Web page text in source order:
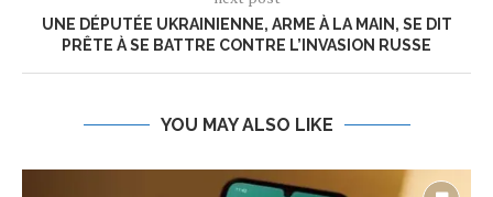
UNE DÉPUTÉE UKRAINIENNE, ARME À LA MAIN, SE DIT
PRÊTE À SE BATTRE CONTRE L’INVASION RUSSE
YOU MAY ALSO LIKE